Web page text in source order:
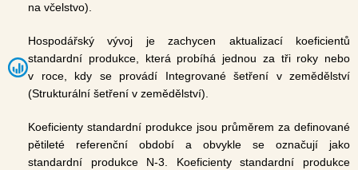
na včelstvo).
Hospodářský vývoj je zachycen aktualizací koeficientů
standardní produkce, která probíhá jednou za tři roky nebo
v roce, kdy se provádí Integrované šetření v zemědělství
(Strukturální šetření v zemědělství).
Koeficienty standardní produkce jsou průměrem za definované
pětileté referenční období a obvykle se označují jako
standardní produkce N-3. Koeficienty standardní produkce